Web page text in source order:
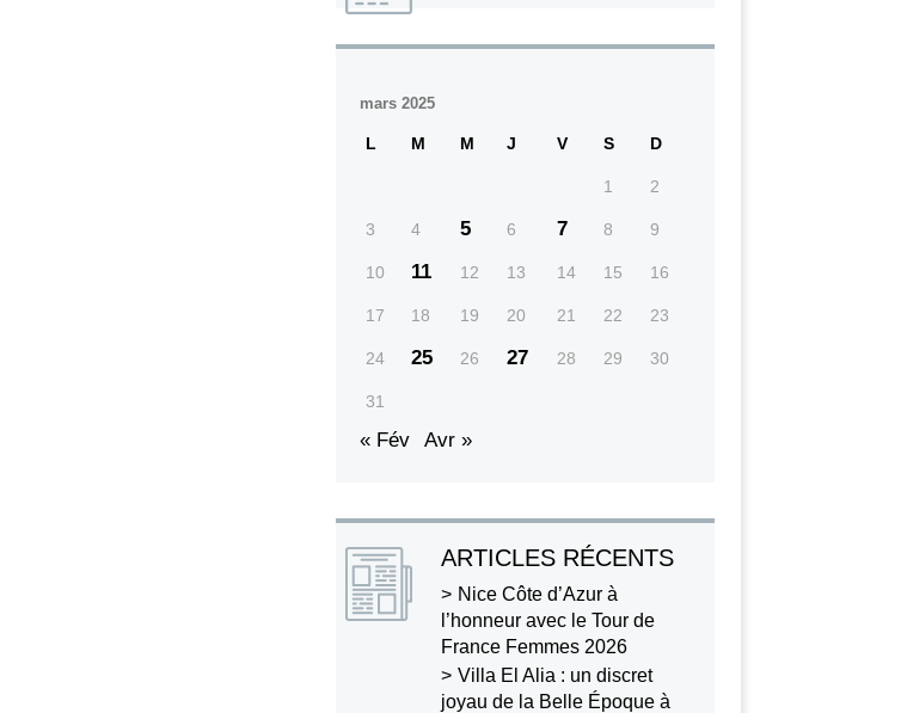
mars 2025
L M M J V S D
1 2
3 4 5 6 7 8 9
10 11 12 13 14 15 16
17 18 19 20 21 22 23
24 25 26 27 28 29 30
31
« Fév Avr »
ARTICLES RÉCENTS
Nice Côte d’Azur à
l’honneur avec le Tour de
France Femmes 2026
Villa El Alia : un discret
joyau de la Belle Époque à